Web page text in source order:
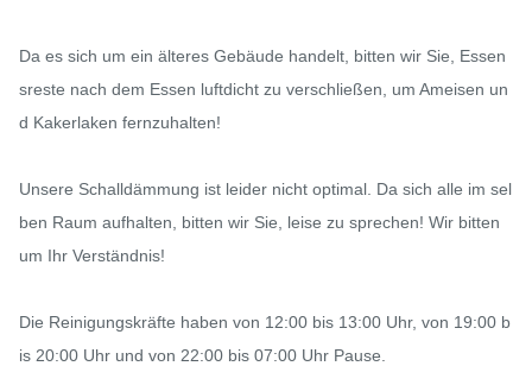
Da es sich um ein älteres Gebäude handelt, bitten wir Sie, Essen
sreste nach dem Essen luftdicht zu verschließen, um Ameisen un
d Kakerlaken fernzuhalten!
Unsere Schalldämmung ist leider nicht optimal. Da sich alle im sel
ben Raum aufhalten, bitten wir Sie, leise zu sprechen! Wir bitten
um Ihr Verständnis!
Die Reinigungskräfte haben von 12:00 bis 13:00 Uhr, von 19:00 b
is 20:00 Uhr und von 22:00 bis 07:00 Uhr Pause.